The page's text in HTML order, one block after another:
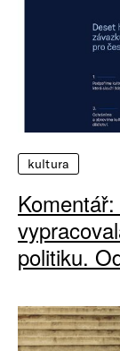
kultura
politiku.